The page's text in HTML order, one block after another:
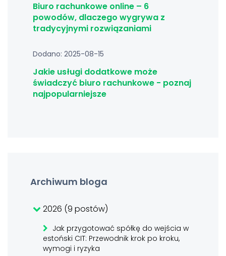
Biuro rachunkowe online – 6
powodów, dlaczego wygrywa z
tradycyjnymi rozwiązaniami
Dodano: 2025-08-15
Jakie usługi dodatkowe może
świadczyć biuro rachunkowe - poznaj
najpopularniejsze
Archiwum bloga
2026 (9 postów)
Jak przygotować spółkę do wejścia w
estoński CIT: Przewodnik krok po kroku,
wymogi i ryzyka